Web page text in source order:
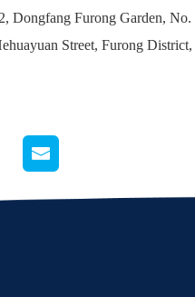
Dongfang Furong Garden, No.
Street, Furong District,